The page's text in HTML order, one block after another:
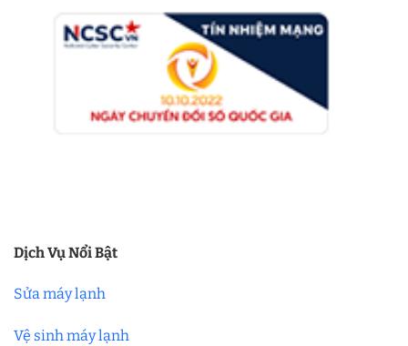
Dịch Vụ Nổi Bật
Sửa máy lạnh
Vệ sinh máy lạnh